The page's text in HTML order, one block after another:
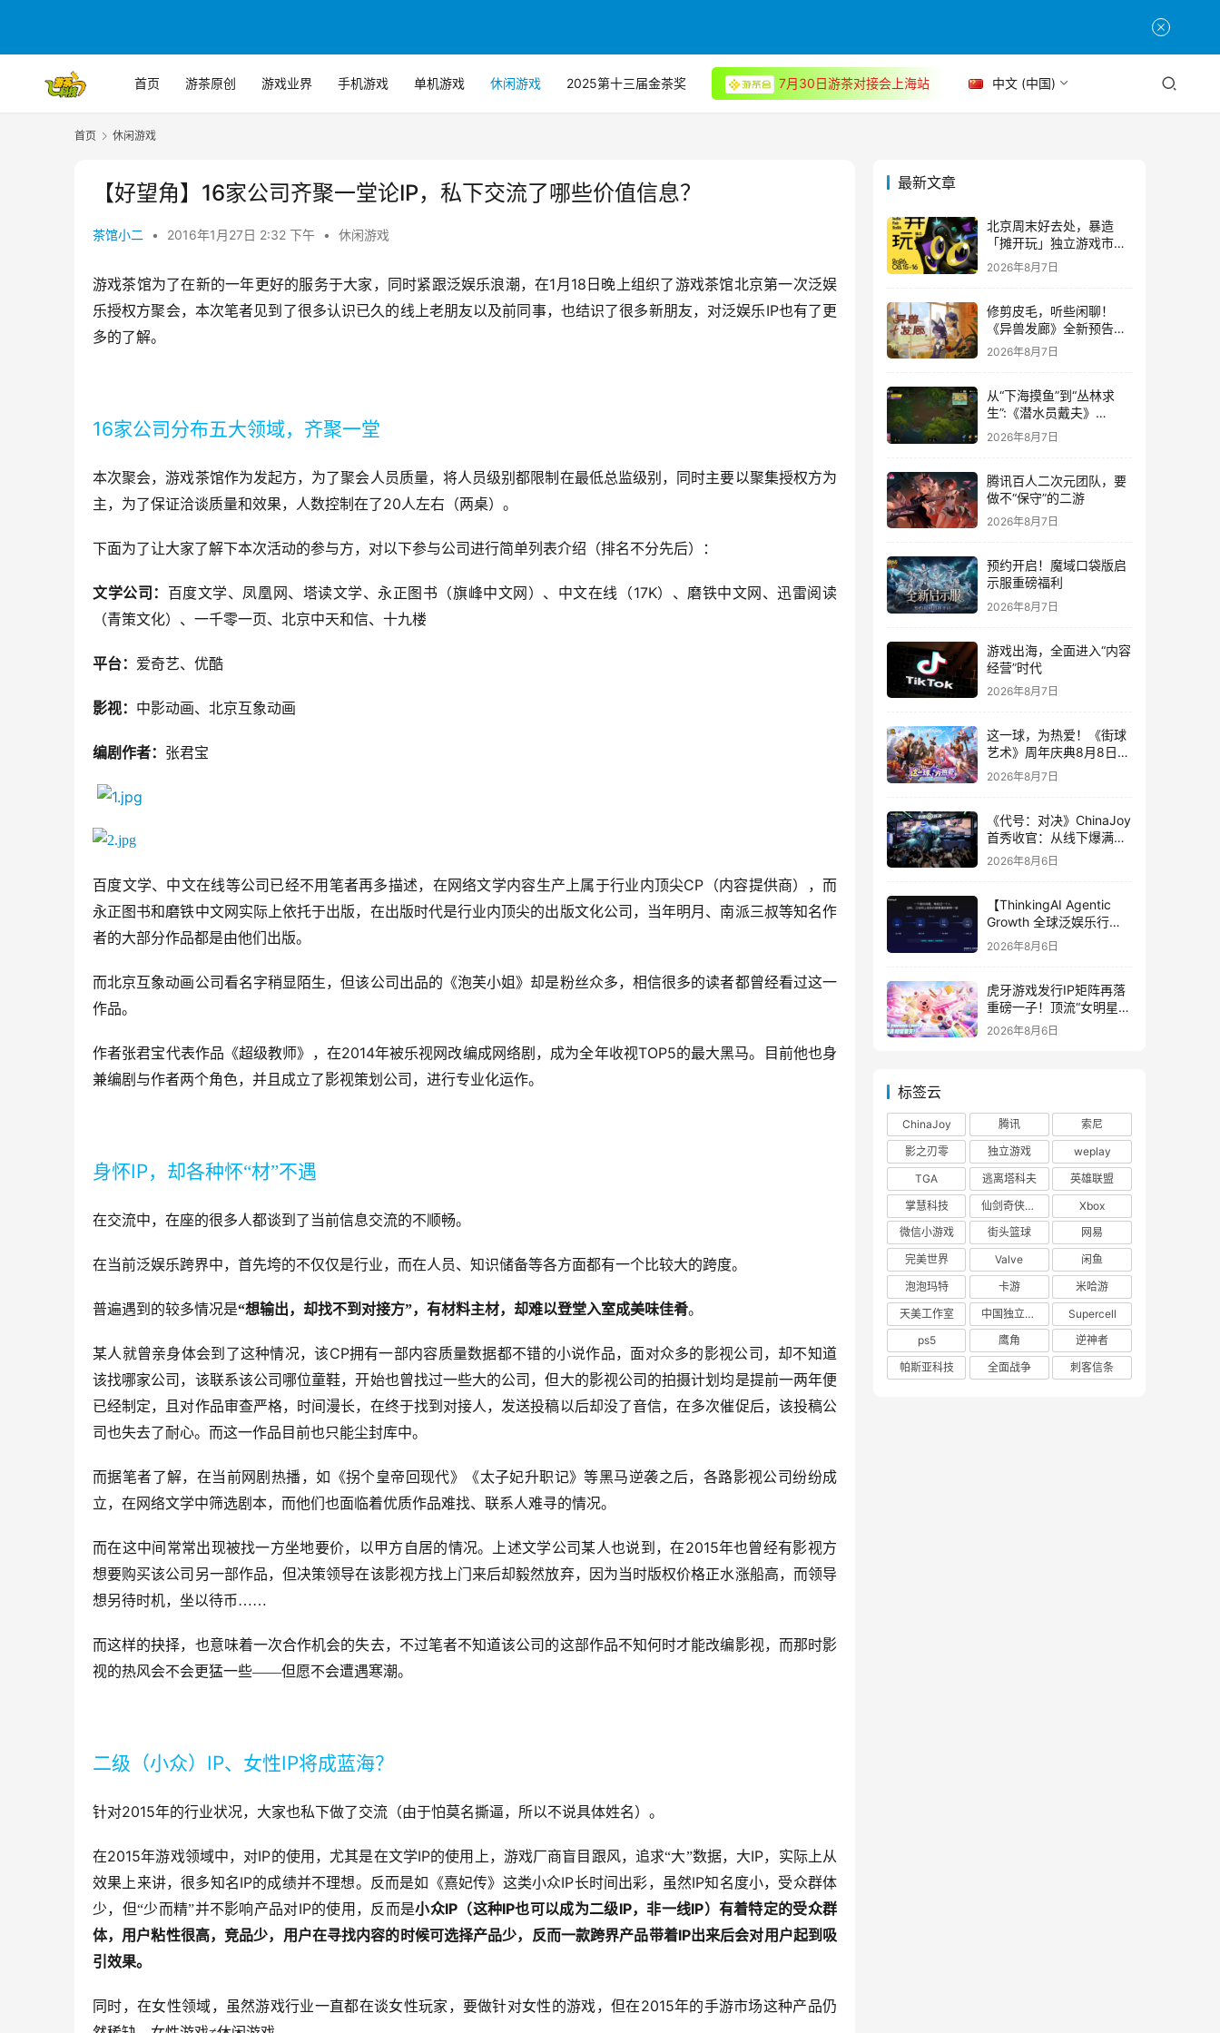
首页 游茶原创 游戏业界 手机游戏 单机游戏 休闲游戏 2025第十三届金茶奖 7月30日游茶对接会上海站 中文 (中国)
首页 休闲游戏
【好望角】16家公司齐聚一堂论IP，私下交流了哪些价值信息？
茶馆小二 • 2016年1月27日 2:32 下午 • 休闲游戏
游戏茶馆为了在新的一年更好的服务于大家，同时紧跟泛娱乐浪潮，在1 月 18 日晚上组织了游戏茶馆北京第一次泛娱
乐授权方聚会，本次笔者见到了很多认识已久的线上老朋友以及前同事，也结识了很多新朋友，对泛娱乐IP也有了更
多的了解。
16家公司分布五大领域，齐聚一堂
本次聚会，游戏茶馆作为发起方，为了聚会人员质量，将人员级别都限制在最低总监级别，同时主要以聚集授权方为
主，为了保证洽谈质量和效果，人数控制在了20人左右（两桌）。
下面为了让大家了解下本次活动的参与方，对以下参与公司进行简单列表介绍（排名不分先后）：
文学公司： 百度文学、凤凰网、塔读文学、永正图书（旗峰中文网）、中文在线（17K）、磨铁中文网、迅雷阅读
（青策文化）、一千零一页、北京中天和信、十九楼
平台： 爱奇艺、优酷
影视： 中影动画、北京互象动画
编剧作者： 张君宝
百度文学、中文在线等公司已经不用笔者再多描述，在网络文学内容生产上属于行业内顶尖CP （内容提供商），而
永正图书和磨铁中文网实际上依托于出版，在出版时代是行业内顶尖的出版文化公司，当年明月、南派三叔等知名作
者的大部分作品都是由他们出版。
而北京互象动画公司看名字稍显陌生，但该公司出品的《泡芙小姐》却是粉丝众多，相信很多的读者都曾经看过这一
作品。
作者张君宝代表作品《超级教师》，在2014年被乐视网改编成网络剧，成为全年收视TOP5的最大黑马。目前他也身
兼编剧与作者两个角色，并且成立了影视策划公司，进行专业化运作。
身怀IP，却各种怀“材”不遇
在交流中，在座的很多人都谈到了当前信息交流的不顺畅。
在当前泛娱乐跨界中，首先垮的不仅仅是行业，而在人员、知识储备等各方面都有一个比较大的跨度。
普遍遇到的较多情况是“想输出，却找不到对接方”，有材料主材，却难以登堂入室成美味佳肴。
某人就曾亲身体会到了这种情况，该CP拥有一部内容质量数据都不错的小说作品，面对众多的影视公司，却不知道
该找哪家公司，该联系该公司哪位童鞋，开始也曾找过一些大的公司，但大的影视公司的拍摄计划均是提前一两年便
已经制定，且对作品审查严格，时间漫长，在终于找到对接人，发送投稿以后却没了音信，在多次催促后，该投稿公
司也失去了耐心。而这一作品目前也只能尘封库中。
而据笔者了解，在当前网剧热播，如《拐个皇帝回现代》《太子妃升职记》等黑马逆袭之后，各路影视公司纷纷成
立，在网络文学中筛选剧本，而他们也面临着优质作品难找、联系人难寻的情况。
而在这中间常常出现被找一方坐地要价，以甲方自居的情况。上述文学公司某人也说到，在2015年也曾经有影视方
想要购买该公司另一部作品，但决策领导在该影视方找上门来后却毅然放弃，因为当时版权价格正水涨船高，而领导
想另待时机，坐以待币……
而这样的抉择，也意味着一次合作机会的失去，不过笔者不知道该公司的这部作品不知何时才能改编影视，而那时影
视的热风会不会更猛一些——但愿不会遭遇寒潮。
二级（小众） IP、女性IP将成蓝海？
针对2015年的行业状况，大家也私下做了交流（由于怕莫名撕逼，所以不说具体姓名）。
在2015年游戏领域中，对IP的使用，尤其是在文学IP的使用上，游戏厂商盲目跟风，追求“大”数据，大IP，实际上从
效果上来讲，很多知名IP的成绩并不理想。反而是如《熹妃传》这类小众IP长时间出彩，虽然IP知名度小，受众群体
少，但“少而精”并不影响产品对IP的使用，反而是小众IP（这种IP也可以成为二级IP，非一线IP）有着特定的受众群
体，用户粘性很高，竞品少，用户在寻找内容的时候可选择产品少，反而一款跨界产品带着IP出来后会对用户起到吸
引效果。
同时，在女性领域，虽然游戏行业一直都在谈女性玩家，要做针对女性的游戏，但在2015年的手游市场这种产品仍
最新文章
北京周末好去处，暴造
「摊开玩」独立游戏市集
正式开票！
2026年8月7日
修剪皮毛，听些闲聊！
《异兽发廊》全新预告与
Steam免费试玩公开
2026年8月7日
从“下海摸鱼”到“丛林求
生”:《潜水员戴夫》
DLC《丛林》移动端定档
8月14日
2026年8月7日
腾讯百人二次元团队，要
做不“保守”的二游
2026年8月7日
预约开启！魔域口袋版启
示服重磅福利
2026年8月7日
游戏出海，全面进入“内容
经营”时代
2026年8月7日
这一球，为热爱！《街球
艺术》周年庆典8月8日正
式上线，多重福利与全新
内容同步开启
2026年8月7日
《代号：对决》ChinaJoy
首秀收官：从线下爆满看
见玩家的真实期待
2026年8月6日
【ThinkingAI Agentic
Growth 全球泛娱乐行业
峰会】Agent 时代，人到
底负责什么
2026年8月6日
虎牙游戏发行IP矩阵再落
重磅一子！顶流“女明星”
ZANMANG LOOPY 正版
2026年8月6日
标签云
ChinaJoy 腾讯
索尼
影之刃零
独立游戏
weplay
TGA
逃离塔科夫
英雄联盟
掌慧科技
仙剑奇侠传四
Xbox
微信小游戏
街头篮球
网易
完美世界
Valve
闲鱼
泡泡玛特
卡游
米哈游
天美工作室
中国独立游戏联盟
Supercell
ps5
鹰角
逆神者
帕斯亚科技
全面战争 刺客信条